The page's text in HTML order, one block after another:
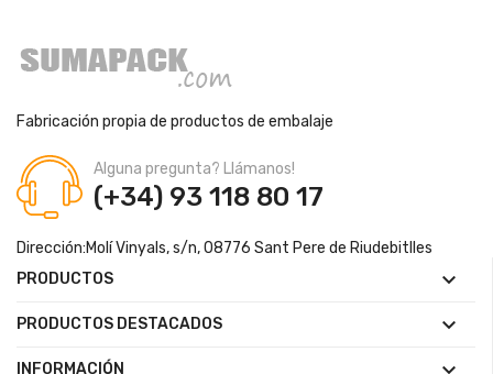
Fabricación propia de productos de embalaje
Alguna pregunta? Llámanos!
(+34) 93 118 80 17
Dirección:Molí Vinyals, s/n, 08776 Sant Pere de Riudebitlles
PRODUCTOS

PRODUCTOS DESTACADOS 
INFORMACIÓN